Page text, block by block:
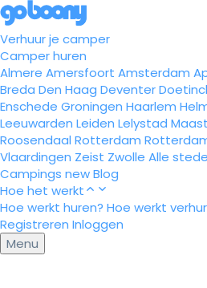
Verhuur je camper
Camper huren
Almere Amersfoort Amsterdam
Breda Den Haag Deventer
Enschede Groningen Haarlem
Leeuwarden Leiden Lelystad
Roosendaal Rotterdam
Vlaardingen Zeist Zwolle Alle
Campings newBlog
Hoe het werkt
Hoe werkt huren? Hoe werkt
Registreren Inloggen
Menu